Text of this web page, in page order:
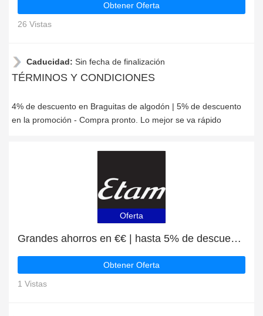
Obtener Oferta
26 Vistas
Caducidad: Sin fecha de finalización
TÉRMINOS Y CONDICIONES
4% de descuento en Braguitas de algodón | 5% de descuento
en la promoción - Compra pronto. Lo mejor se va rápido
Oferta
Grandes ahorros en €€ | hasta 5% de descuento en Braguita menstrual
Obtener Oferta
1 Vistas